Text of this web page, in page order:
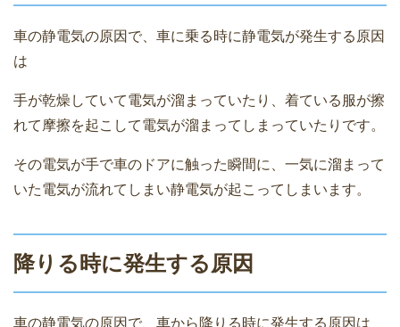
車の静電気の原因で、車に乗る時に静電気が発生する原因
は
手が乾燥していて電気が溜まっていたり、着ている服が擦
れて摩擦を起こして電気が溜まってしまっていたりです。
その電気が手で車のドアに触った瞬間に、一気に溜まって
いた電気が流れてしまい静電気が起こってしまいます。
降りる時に発生する原因
車の静電気の原因で、車から降りる時に発生する原因は